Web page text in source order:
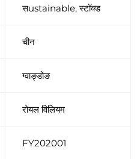
सustainable, स्टॉक्ड
चीन
ग्वाङ्डोङ
रोयल विलियम
FY202001